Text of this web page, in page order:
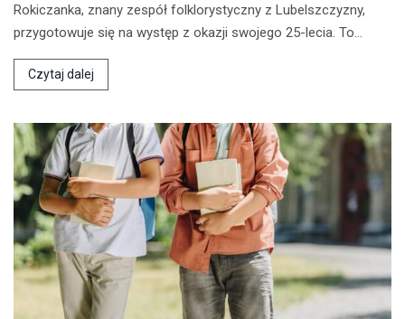
Rokiczanka, znany zespół folklorystyczny z Lubelszczyzny,
przygotowuje się na występ z okazji swojego 25-lecia. To…
Czytaj dalej